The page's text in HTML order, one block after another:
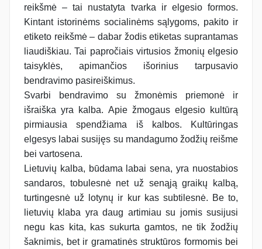
reikšmė – tai nustatyta tvarka ir elgesio formos.
Kintant istorinėms socialinėms sąlygoms, pakito ir
etiketo reikšmė – dabar žodis etiketas suprantamas
liaudiškiau. Tai papročiais virtusios žmonių elgesio
taisyklės, apimančios išorinius tarpusavio
bendravimo pasireiškimus.
Svarbi bendravimo su žmonėmis priemonė ir
išraiška yra kalba. Apie žmogaus elgesio kultūrą
pirmiausia spendžiama iš kalbos. Kultūringas
elgesys labai susijęs su mandagumo žodžių reišme
bei vartosena.
Lietuvių kalba, būdama labai sena, yra nuostabios
sandaros, tobulesnė net už senąją graikų kalbą,
turtingesnė už lotynų ir kur kas subtilesnė. Be to,
lietuvių klaba yra daug artimiau su jomis susijusi
negu kas kita, kas sukurta gamtos, ne tik žodžių
šaknimis, bet ir gramatinės struktūros formomis bei